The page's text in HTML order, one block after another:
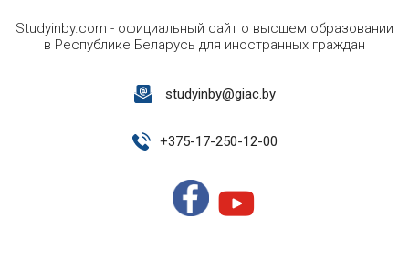
Studyinby.com - официальный сайт о высшем образовании
в Республике Беларусь для иностранных граждан
studyinby@giac.by
+375-17-250-12-00